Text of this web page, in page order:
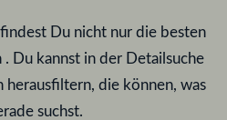
Du nicht nur die besten
. Du kannst in der Detailsuche
herausfiltern, die können, was
suchst.